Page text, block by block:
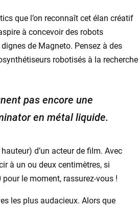
que l’on reconnaît cet élan créatif
à concevoir des robots
de Magneto. Pensez à des
robotisés à la recherche
pas encore une
en métal liquide.
d’un acteur de film. Avec
à un ou deux centimètres, si
le moment, rassurez-vous !
les plus audacieux. Alors que